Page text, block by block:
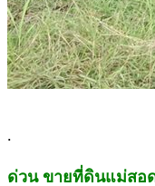
.
ด่วน ขายที่ดินแม่สอ